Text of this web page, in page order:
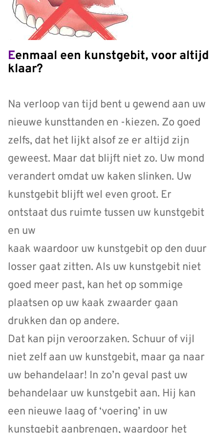
Eenmaal een kunstgebit, voor altijd
klaar?
Na verloop van tijd bent u gewend aan uw
nieuwe kunsttanden en -kiezen. Zo goed
zelfs, dat het lijkt alsof ze er altijd zijn
geweest. Maar dat blijft niet zo. Uw mond
verandert omdat uw kaken slinken. Uw
kunstgebit blijft wel even groot. Er
ontstaat dus ruimte tussen uw kunstgebit
en uw
kaak waardoor uw kunstgebit op den duur
losser gaat zitten. Als uw kunstgebit niet
goed meer past, kan het op sommige
plaatsen op uw kaak zwaarder gaan
drukken dan op andere.
Dat kan pijn veroorzaken. Schuur of vijl
niet zelf aan uw kunstgebit, maar ga naar
uw behandelaar! In zo’n geval past uw
behandelaar uw kunstgebit aan. Hij kan
een nieuwe laag of ‘voering’ in uw
kunstgebit aanbrengen, waardoor het